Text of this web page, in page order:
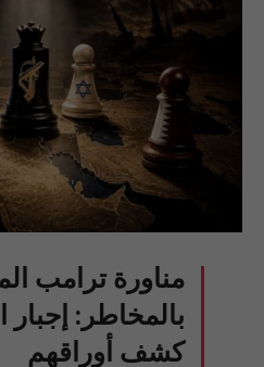
مناورة ترامب
بالمخاطر:
كشف أوراقهم